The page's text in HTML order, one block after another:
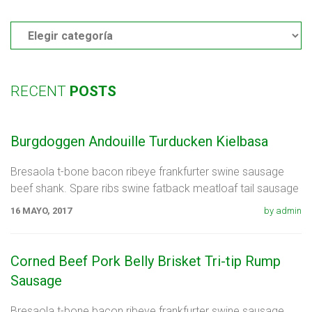
Categories
RECENT POSTS
Burgdoggen Andouille Turducken Kielbasa
Bresaola t-bone bacon ribeye frankfurter swine sausage
beef shank. Spare ribs swine fatback meatloaf tail sausage
chicken. Swine pork t-bone
16 MAYO, 2017 by admin
Corned Beef Pork Belly Brisket Tri-tip Rump
Sausage